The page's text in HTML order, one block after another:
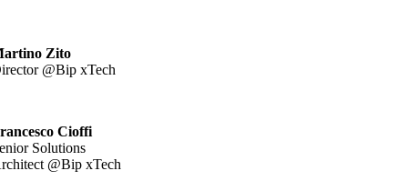
Zito
@Bip xTech
Cioffi
Solutions
@Bip xTech